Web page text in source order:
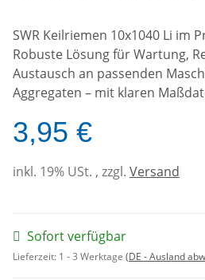
SWR Keilriemen 10x1040 Li im
Robuste Lösung für Wartung,
Austausch an passenden
Aggregaten – mit klaren
3,95 €
inkl. 19% USt. , zzgl. Versand
Sofort verfügbar
Lieferzeit: 1 - 3 Werktage (DE - Ausland